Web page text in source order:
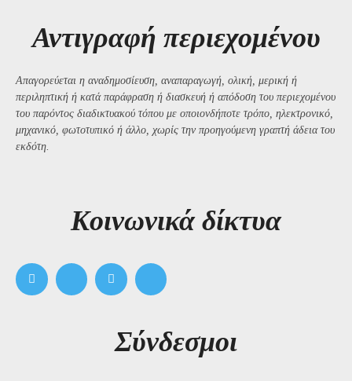
Αντιγραφή περιεχομένου
Απαγορεύεται η αναδημοσίευση, αναπαραγωγή, ολική, μερική ή
περιληπτική ή κατά παράφραση ή διασκευή ή απόδοση του περιεχομένου
του παρόντος διαδικτυακού τόπου με οποιονδήποτε τρόπο, ηλεκτρονικό,
μηχανικό, φωτοτυπικό ή άλλο, χωρίς την προηγούμενη γραπτή άδεια του
εκδότη.
Kοινωνικά δίκτυα
Σύνδεσμοι